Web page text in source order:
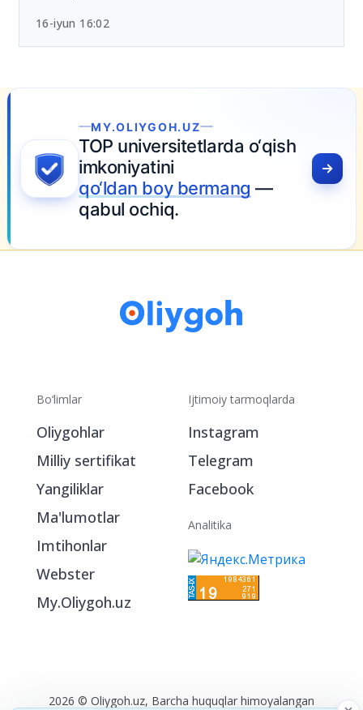
16-iyun 16:02
MY.OLIYGOH.UZ
TOP universitetlarda o‘qish
imkoniyatini
qo‘ldan boy bermang —
qabul ochiq.
Bo‘limlar
Oliygohlar
Imtihonlar
Ijtimoiy tarmoqlarda
Telegram
Facebook
Analitika